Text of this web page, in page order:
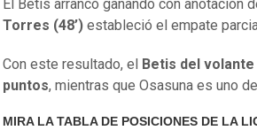
El Betis arrancó ganando con anotación
Torres (48’) estableció el empate
Con este resultado, el Betis del
puntos, mientras que Osasuna es uno
MIRA LA TABLA DE POSICIONES DE LA